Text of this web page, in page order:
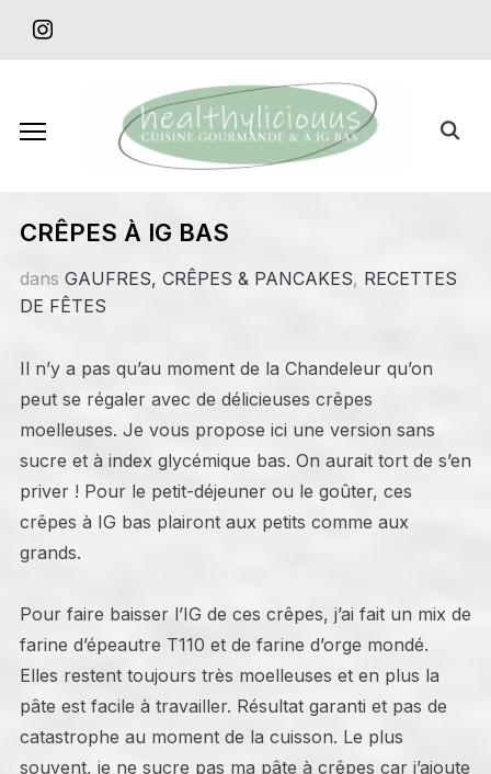
instagram
Search
CRÊPES À IG BAS
dans GAUFRES, CRÊPES & PANCAKES, RECETTES
DE FÊTES
Il n’y a pas qu’au moment de la Chandeleur qu’on
peut se régaler avec de délicieuses crêpes
moelleuses. Je vous propose ici une version sans
sucre et à index glycémique bas. On aurait tort de s’en
priver ! Pour le petit-déjeuner ou le goûter, ces
crêpes à IG bas plairont aux petits comme aux
grands.
Pour faire baisser l’IG de ces crêpes, j’ai fait un mix de
farine d’épeautre T110 et de farine d’orge mondé.
Elles restent toujours très moelleuses et en plus la
pâte est facile à travailler. Résultat garanti et pas de
catastrophe au moment de la cuisson. Le plus
souvent, je ne sucre pas ma pâte à crêpes car j’ajoute